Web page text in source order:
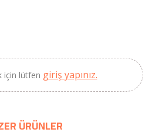
için lütfen giriş yapınız.
ÜRÜNLER